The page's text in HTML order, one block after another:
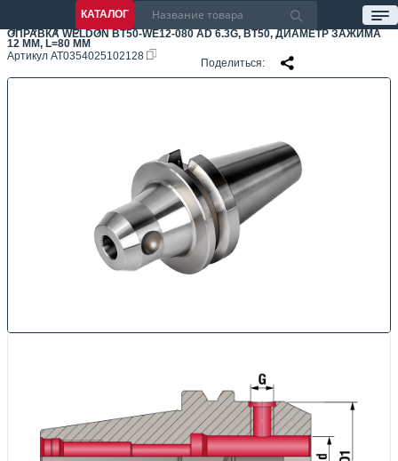
КАТАЛОГ
ОПРАВКА WELDON BT50-WE12-080 AD 6.3G, BT50, ДИАМЕТР ЗАЖИМА
12 ММ, L=80 ММ
Артикул AT0354025102128
Поделиться